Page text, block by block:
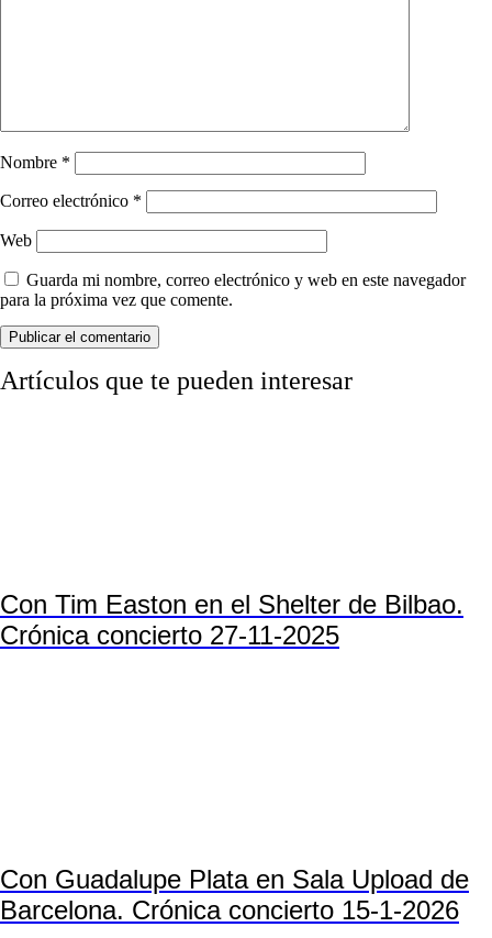
Nombre *
Correo electrónico *
Web
Guarda mi nombre, correo electrónico y web en este navegador
para la próxima vez que comente.
Artículos que te pueden interesar
Con Tim Easton en el Shelter de Bilbao.
Crónica concierto 27-11-2025
Con Guadalupe Plata en Sala Upload de
Barcelona. Crónica concierto 15-1-2026